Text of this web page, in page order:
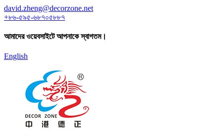
david.zheng@decorzone.net
+৮৬-৫৯৫-৬৮৭০৫৮৮৭
আমাদের ওয়েবসাইটে আপনাকে স্বাগতম।
English